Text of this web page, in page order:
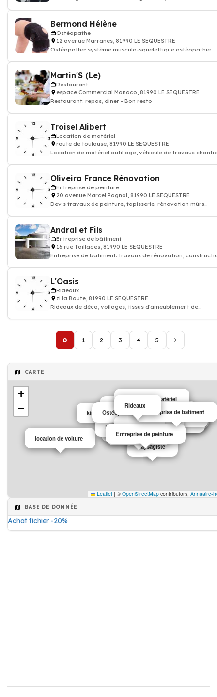
Bermond Hélène
Ostéopathe
12 avenue Marranes, 81990 LE SEQUESTRE
Ostéopathe: système musculo-squelettique ostéopathie
Martin'S (Le)
Restaurant
espace Commercial Monaco, 81990 LE SEQUESTRE
Restaurant: repas, diner - Bon resto
Troisel Alibert
Location de matériel
route de toulouse, 81990 LE SEQUESTRE
Location de matériel outillage, véhicule de travaux
Oliveira France Rénovation
Entreprise de peinture
20 avenue Marcel Pagnol, 81990 LE SEQUESTRE
Devis travaux de peinture, tapisserie: rénovation mûrs
Andral et Fils
Entreprise de bâtiment
16 rue Taillades, 81990 LE SEQUESTRE
Entreprise de bâtiment: travaux de rénovation,
L'Oasis
Rideaux
zi la Baute, 81990 LE SEQUESTRE
Rideaux de déco, voilages, tissus d'ameublement de
0 1 2 3 4 5
CARTE
Sports et loisirs
Clubs squash
Psychologue
kinésithérapeute
Supermarché
Supermarché
Paysagiste
Cordonnerie
Horticulteur
Club de Fitness
location de voiture
Gymnastique
Entreprise de maçonnerie
Médecin
Ostéopathe
Restaurant
Location de matériel
Entreprise de peinture
Entreprise de bâtiment
Rideaux
+
−
Leaflet | © OpenStreetMap contributors, Annuaire-
BASE DE DONNÉE
Achat fichier -20%